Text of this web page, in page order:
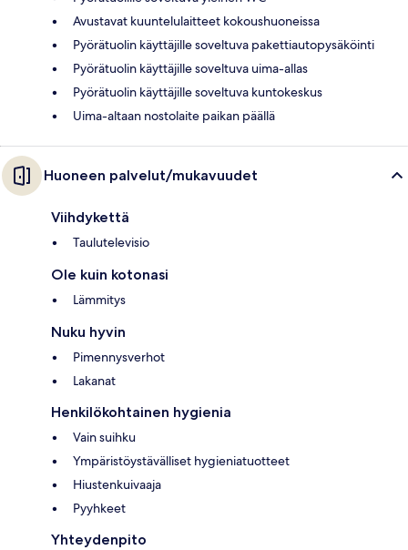
Avustavat kuuntelulaitteet kokoushuoneissa
Pyörätuolin käyttäjille soveltuva pakettiautopysäköinti
Pyörätuolin käyttäjille soveltuva uima-allas
Pyörätuolin käyttäjille soveltuva kuntokeskus
Uima-altaan nostolaite paikan päällä
Huoneen palvelut/mukavuudet
Viihdykettä
Taulutelevisio
Ole kuin kotonasi
Lämmitys
Nuku hyvin
Pimennysverhot
Lakanat
Henkilökohtainen hygienia
Vain suihku
Ympäristöystävälliset hygieniatuotteet
Hiustenkuivaaja
Pyyhkeet
Yhteydenpito